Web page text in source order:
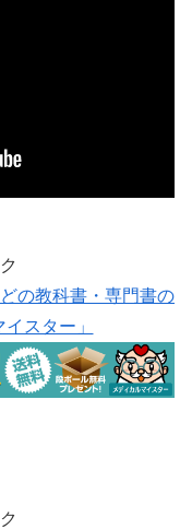
の教科書・専門書の
スター」